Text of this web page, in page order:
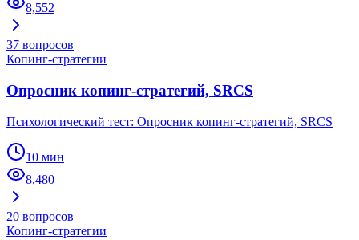
8,552
37 вопросов
Копинг-стратегии
Опросник копинг-стратегий, SRCS
Психологический тест: Опросник копинг-стратегий, SRCS
10 мин
8,480
20 вопросов
Копинг-стратегии